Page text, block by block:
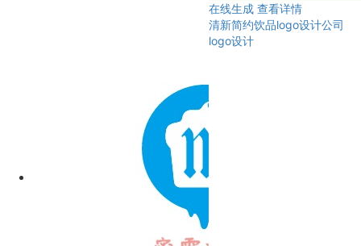
在线生成 查看详情
清新简约饮品logo设计公司
logo设计